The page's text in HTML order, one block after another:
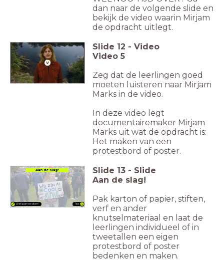
dan naar de volgende slide en
bekijk de video waarin Mirjam
de opdracht uitlegt.
Slide 12 - Video
Video 5
Zeg dat de leerlingen goed
moeten luisteren naar Mirjam
Marks in de video.
In deze video legt
documentairemaker Mirjam
Marks uit wat de opdracht is:
Het maken van een
protestbord of poster.
Aan de slag!
Wat gaan we doen? Tips
Slide 13 - Slide
Aan de slag!
Pak karton of papier, stiften,
verf en ander
knutselmateriaal en laat de
leerlingen individueel of in
tweetallen een eigen
protestbord of poster
bedenken en maken.